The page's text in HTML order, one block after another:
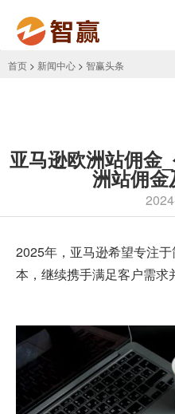
首页 > 新闻中心 > 智赢头条
亚马逊欧洲站佣金
洲站佣
2025年，亚马逊希望专注
本，继续携手满足客户需求